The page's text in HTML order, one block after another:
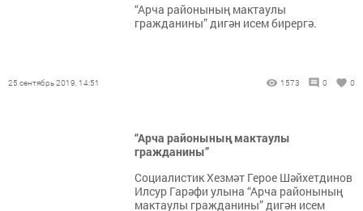
“Арча районының мактаулы
гражданины” дигән исем бирергә.
25 сентябрь 2019, 14:51 1573 0 0
“Арча районының мактаулы
гражданины”
Социалистик Хезмәт Герое Шәйхетдинов
Илсур Гарәфи улына “Арча районының
мактаулы гражданины” дигән исем